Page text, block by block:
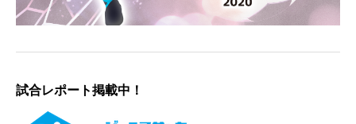
試合レポート掲載中！